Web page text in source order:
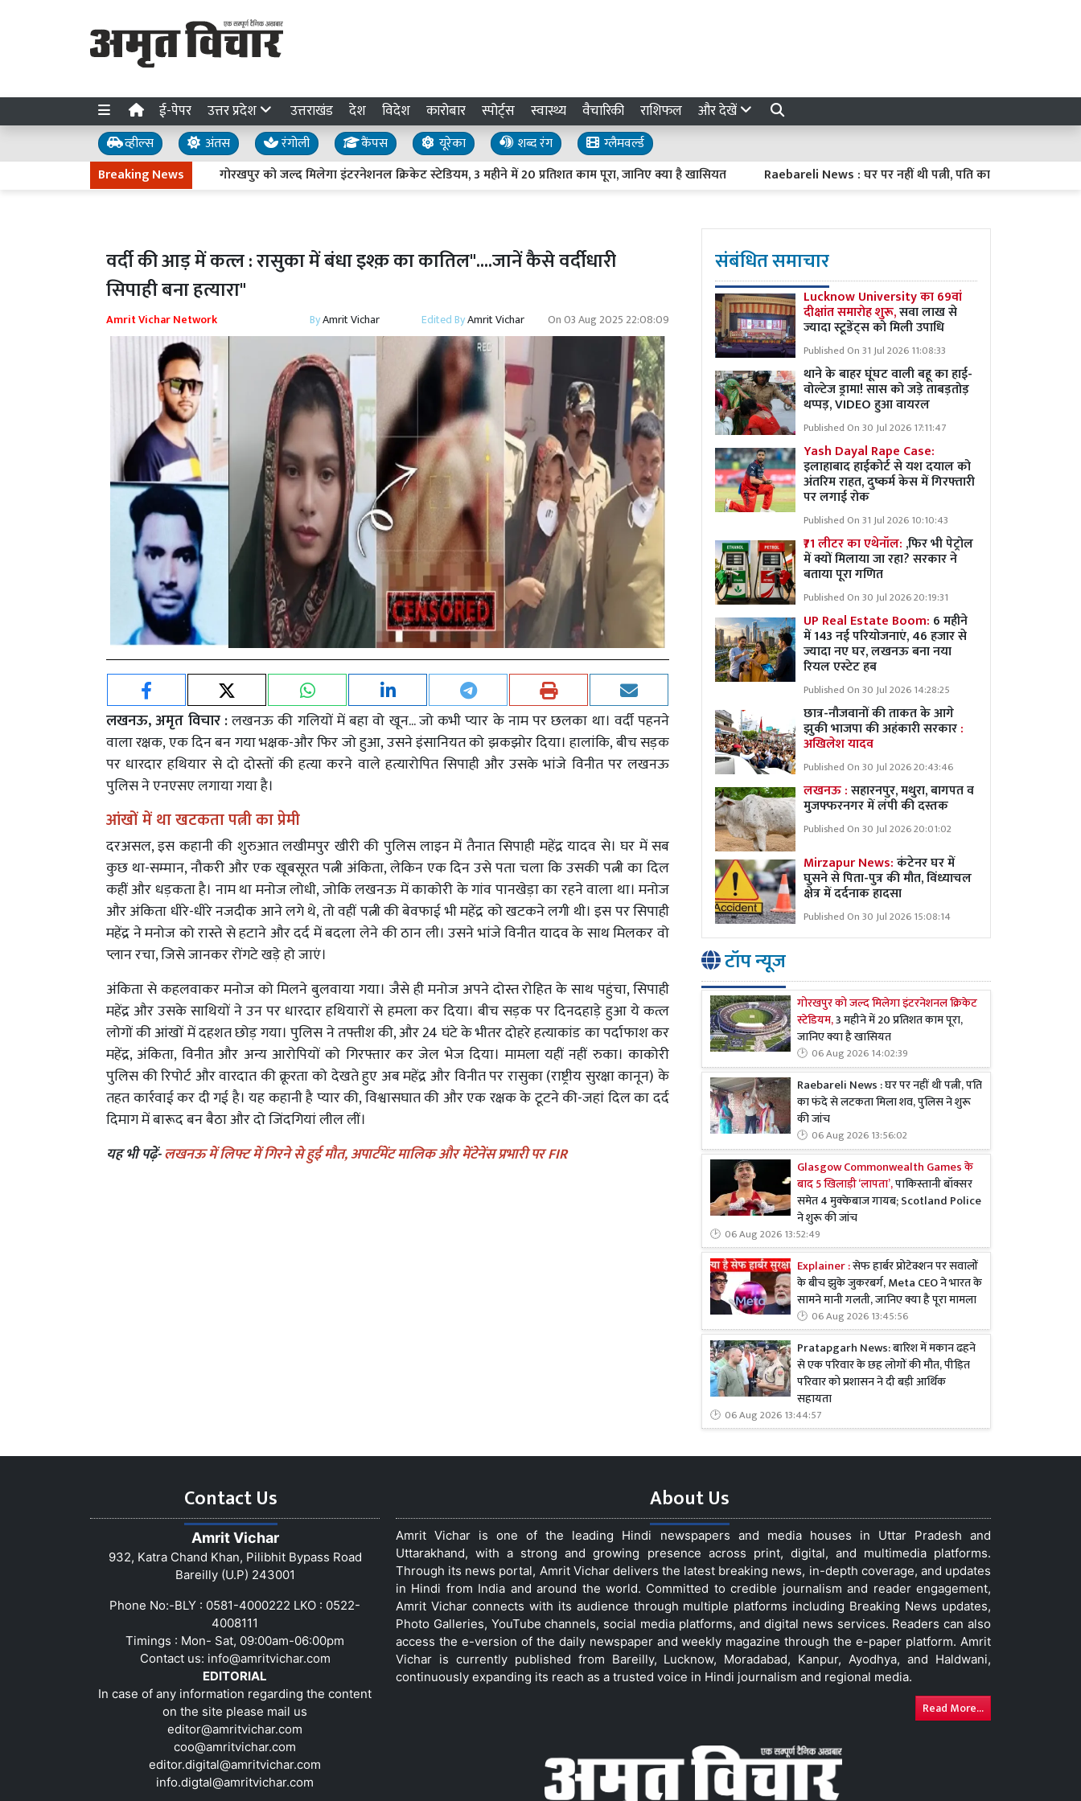
ई-पेपर उत्तर प्रदेश उत्तराखंड देश विदेश कारोबार स्पोर्ट्स स्वास्थ्य वैचारिकी राशिफल और देखें
व्हील्स अंतस रंगोली कैंपस यूरेका शब्द रंग
ग्लैमवर्ल्ड
Breaking News गोरखपुर को जल्द मिलेगा इंटरनेशनल क्रिकेट स्टेडियम, 3 महीने में 20 प्रतिशत काम पूरा, जानिए क्या है खासियत Raebareli News : घर पर नहीं थी पत्नी, पति का फंदे से लटकता मिला
वर्दी की आड़ में कत्ल : रासुका में बंधा इश्क़ का कातिल"....जानें कैसे वर्दीधारी
सिपाही बना हत्यारा"
Amrit Vichar Network ByAmrit Vichar Edited ByAmrit Vichar On03 Aug 2025 22:08:09
लखनऊ, अमृत विचार :लखनऊ की गलियों में बहा वो खून... जो कभी प्यार के नाम पर छलका था। वर्दी पहनने
वाला रक्षक, एक दिन बन गया भक्षक-और फिर जो हुआ, उसने इंसानियत को झकझोर दिया। हालांकि, बीच सड़क
पर धारदार हथियार से दो दोस्तों की हत्या करने वाले हत्यारोपित सिपाही और उसके भांजे विनीत पर लखनऊ
पुलिस ने एनएसए लगाया गया है।
आंखों में था खटकतापत्नी का प्रेमी
दरअसल, इस कहानी की शुरुआत लखीमपुर खीरी की पुलिस लाइन में तैनात सिपाही महेंद्र यादव से। घर में सब
कुछ था-सम्मान, नौकरी और एक खूबसूरत पत्नी अंकिता, लेकिन एक दिन उसे पता चला कि उसकी पत्नी का दिल
कहीं और धड़कता है। नाम था मनोज लोधी, जोकि लखनऊ में काकोरी के गांव पानखेड़ा का रहने वाला था। मनोज
और अंकिता धीरे-धीरे नजदीक आने लगे थे, तो वहीं पत्नी की बेवफाई भी महेंद्र को खटकने लगी थी। इस पर सिपाही
महेंद्र ने मनोज को रास्ते से हटाने और दर्द में बदला लेने की ठान ली। उसने भांजे विनीत यादव के साथ मिलकर वो
प्लान रचा, जिसे जानकर रोंगटे खड़े हो जाएं।
अंकिता से कहलवाकर मनोज को मिलने बुलवाया गया। जैसे ही मनोज अपने दोस्त रोहित के साथ पहुंचा, सिपाही
महेंद्र और उसके साथियों ने उन पर धारदार हथियारों से हमला कर दिया। बीच सड़क पर दिनदहाड़े हुआ ये कत्ल
लोगों की आंखों में दहशत छोड़ गया। पुलिस ने तफ्तीश की, और 24 घंटे के भीतर दोहरे हत्याकांड का पर्दाफाश कर
महेंद्र, अंकिता, विनीत और अन्य आरोपियों को गिरफ्तार कर जेल भेज दिया। मामला यहीं नहीं रुका। काकोरी
पुलिस की रिपोर्ट और वारदात की क्रूरता को देखते हुए अब महेंद्र और विनीत पर रासुका (राष्ट्रीय सुरक्षा कानून) के
तहत कार्रवाई कर दी गई है। यह कहानी है प्यार की, विश्वासघात की और एक रक्षक के टूटने की-जहां दिल का दर्द
दिमाग में बारूद बन बैठा और दो जिंदगियां लील लीं।
यह भी पढ़ें-लखनऊ में लिफ्ट में गिरने से हुई मौत, अपार्टमेंट मालिक और मेंटेनेंस प्रभारी पर FIR
संबंधित समाचार
Lucknow University का 69वां
दीक्षांत समारोह शुरू,सवा लाख से
ज्यादा स्टूडेंट्स को मिली उपाधि
Published On 31 Jul 2026 11:08:33
थाने के बाहर घूंघट वाली बहू का हाई-
वोल्टेज ड्रामा! सास को जड़े ताबड़तोड़
थप्पड़, VIDEO हुआ वायरल
Published On 30 Jul 2026 17:11:47
Yash Dayal Rape Case:
इलाहाबाद हाईकोर्ट से यश दयाल को
अंतरिम राहत, दुष्कर्म केस में गिरफ्तारी
पर लगाई रोक
Published On 31 Jul 2026 10:10:43
₹71 लीटर का एथेनॉल: ,फिर भी पेट्रोल
में क्यों मिलाया जा रहा? सरकार ने
बताया पूरा गणित
Published On 30 Jul 2026 20:19:31
UP Real Estate Boom: 6 महीने
में 143 नई परियोजनाएं, 46 हजार से
ज्यादा नए घर, लखनऊ बना नया
रियल एस्टेट हब
Published On 30 Jul 2026 14:28:25
छात्र-नौजवानों की ताकत के आगे
झुकी भाजपा की अहंकारी सरकार:
अखिलेश यादव
Published On 30 Jul 2026 20:43:46
लखनऊ :सहारनपुर, मथुरा, बागपत व
मुजफ्फरनगर में लंपी की दस्तक
Published On 30 Jul 2026 20:01:02
Mirzapur News:कंटेनर घर में
घुसने से पिता-पुत्र की मौत, विंध्याचल
क्षेत्र में दर्दनाक हादसा
Published On 30 Jul 2026 15:08:14
टॉप न्यूज
गोरखपुर को जल्द मिलेगा इंटरनेशनल क्रिकेट
स्टेडियम,3 महीने में 20 प्रतिशत काम पूरा,
जानिए क्या है खासियत
06 Aug 2026 14:02:39
Raebareli News : घर पर नहीं थी पत्नी, पति
का फंदे से लटकता मिला शव, पुलिस ने शुरू
की जांच
06 Aug 2026 13:56:02
Glasgow Commonwealth Games के
बाद 5 खिलाड़ी ‘लापता’,पाकिस्तानी बॉक्सर
समेत 4 मुक्केबाज गायब; Scotland Police
ने शुरू की जांच
06 Aug 2026 13:52:49
Explainer :सेफ हार्बर प्रोटेक्शन पर सवालों
के बीच झुके जुकरबर्ग, Meta CEO ने भारत के
सामने मानी गलती, जानिए क्या है पूरा मामला
06 Aug 2026 13:45:56
Pratapgarh News: बारिश में मकान ढहने
से एक परिवार के छह लोगों की मौत, पीड़ित
परिवार को प्रशासन ने दी बड़ी आर्थिक
सहायता
06 Aug 2026 13:44:57
Contact Us
Amrit Vichar
932, Katra Chand Khan, Pilibhit Bypass Road
Bareilly (U.P) 243001
Phone No:-BLY : 0581-4000222 LKO : 0522-
4008111
Timings : Mon- Sat, 09:00am-06:00pm
Contact us: info@amritvichar.com
EDITORIAL
In case of any information regarding the content
on the site please mail us
editor@amritvichar.com
coo@amritvichar.com
editor.digital@amritvichar.com
info.digtal@amritvichar.com
About Us
Amrit Vichar is one of the leading Hindi newspapers and media houses in Uttar Pradesh and
Uttarakhand, with a strong and growing presence across print, digital, and multimedia platforms.
Through its news portal, Amrit Vichar delivers the latest breaking news, in-depth coverage, and updates
in Hindi from India and around the world. Committed to credible journalism and reader engagement,
Amrit Vichar connects with its audience through multiple platforms including Breaking News updates,
Photo Galleries, YouTube channels, social media platforms, and digital news services. Readers can also
access the e-version of the daily newspaper and weekly magazine through the e-paper platform. Amrit
Vichar is currently published from Bareilly, Lucknow, Moradabad, Kanpur, Ayodhya, and Haldwani,
continuously expanding its reach as a trusted voice in Hindi journalism and regional media.
Read More...